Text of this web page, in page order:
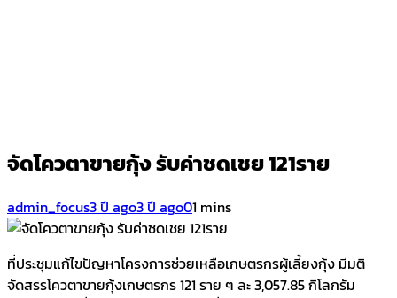
จัดโควตาขายกุ้ง รับค่าชดเชย 121ราย
admin_focus3 ปี ago3 ปี ago01 mins
ที่ประชุมแก้ไขปัญหาโครงการช่วยเหลือเกษตรกรผู้เลี้ยงกุ้ง มีมติ
จัดสรรโควตาขายกุ้งเกษตรกร 121 ราย ๆ ละ 3,057.85 กิโลกรัม